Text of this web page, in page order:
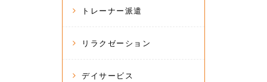
トレーナー派遣
リラクゼーション
デイサービス